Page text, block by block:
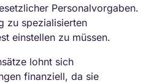
Personalvorgaben.
zu spezialisierten
einstellen zu müssen.
lohnt sich
finanziell, da sie